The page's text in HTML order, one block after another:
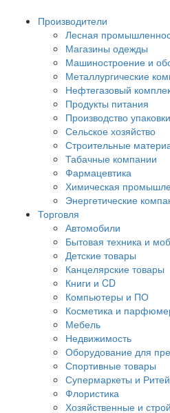
Производители
Лесная
Магазины одежды
Машиностроение и
Металлургические
Нефтегазовый
Продукты питания
Производство упаковки
Сельское хозяйство
Строительные
Табачные компании
Фармацевтика
Химическая
Энергетические
Торговля
Автомобили
Бытовая техника и
Детские товары
Канцелярские товары
Книги и CD
Компьютеры и ПО
Косметика и
Мебель
Недвижимость
Оборудование для
Спортивные товары
Супермаркеты и
Флористика
Хозяйственные и